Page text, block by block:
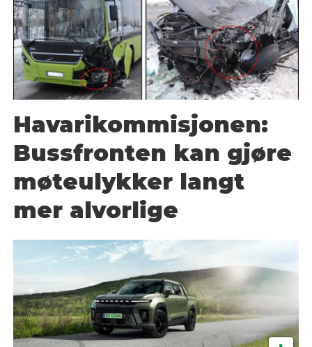
Havarikommisjonen:
Bussfronten kan gjøre
møteulykker langt
mer alvorlige